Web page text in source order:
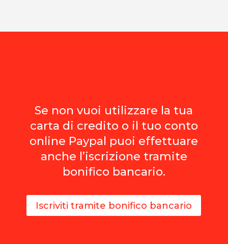
Se non vuoi utilizzare la tua
carta di credito o il tuo conto
online Paypal puoi effettuare
anche l’iscrizione tramite
bonifico bancario.
Iscriviti tramite bonifico bancario